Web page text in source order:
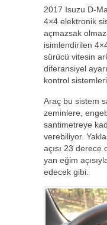
2017 Isuzu D-
4×4 elektronik
açmazsak
isimlendirilen
sürücü vitesin
diferansiyel
kontrol
Araç bu sistem
zeminlere,
santimetreye
verebiliyor.
açısı 23
yan eğim
edecek gibi.